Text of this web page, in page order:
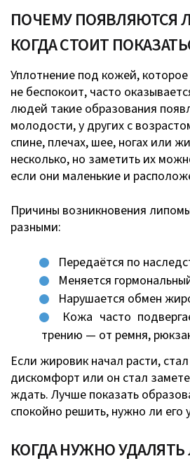
ПОЧЕМУ ПОЯВЛЯЮТСЯ
КОГДА СТОИТ
Уплотнение под кожей,
не беспокоит, часто
людей такие образования
молодости, у других с
спине, плечах, шее, ногах или
несколько, но заметить их
если они маленькие и
Причины возникновения
разными:
Передаётся по
Меняется
Нарушается обмен
Кожа часто
трению — от ремня,
Если жировик начал расти,
дискомфорт или он стал
ждать. Лучше показать
спокойно решить, нужно ли его
КОГДА НУЖНО